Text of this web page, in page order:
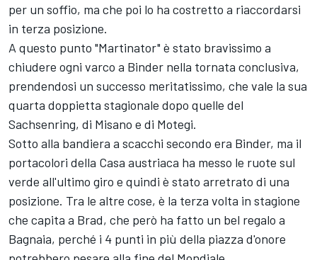
per un soffio, ma che poi lo ha costretto a riaccordarsi
in terza posizione.
A questo punto "Martinator" è stato bravissimo a
chiudere ogni varco a Binder nella tornata conclusiva,
prendendosi un successo meritatissimo, che vale la sua
quarta doppietta stagionale dopo quelle del
Sachsenring, di Misano e di Motegi.
Sotto alla bandiera a scacchi secondo era Binder, ma il
portacolori della Casa austriaca ha messo le ruote sul
verde all'ultimo giro e quindi è stato arretrato di una
posizione. Tra le altre cose, è la terza volta in stagione
che capita a Brad, che però ha fatto un bel regalo a
Bagnaia, perché i 4 punti in più della piazza d'onore